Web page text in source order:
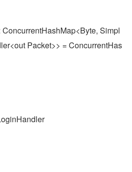
Simpl
Packet>> = ConcurrentHas